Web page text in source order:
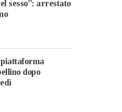
sesso”: arrestato
dopo